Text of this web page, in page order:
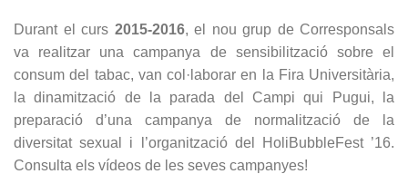
Durant el curs 2015-2016, el nou grup de Corresponsals
va realitzar una campanya de sensibilització sobre el
consum del tabac, van col·laborar en la Fira Universitària,
la dinamització de la parada del Campi qui Pugui, la
preparació d’una campanya de normalització de la
diversitat sexual i l’organització del HoliBubbleFest ’16.
Consulta els vídeos de les seves campanyes!